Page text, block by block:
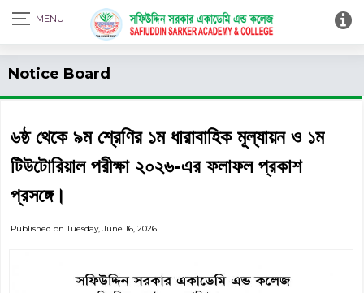
Print Admit Card
Notice Board
৬ষ্ঠ থেকে ৯ম শ্রেণির ১ম ধারাবাহিক মূল্যায়ন ও ১ম
টিউটোরিয়াল পরীক্ষা ২০২৬-এর ফলাফল প্রকাশ
প্রসঙ্গে।
Published on Tuesday, June 16, 2026